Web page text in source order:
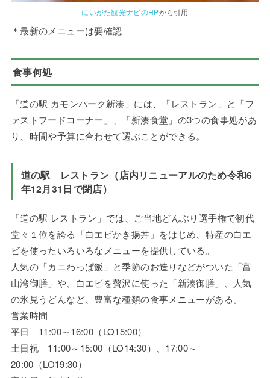
にいがた観光ナビのHPから引用
＊最新のメニューは要確認
食事何処
「道の駅 カモンパーク新湊」には、「レストラン」と「フ
ァストフードコーナー」、「新湊食堂」の3つの食事処があ
り、時間や予算に合わせて選ぶことができる。
道の駅 レストラン（店内リニューアルのため令和6
年12月31日で閉店）
「道の駅 レストラン」では、ご当地どんぶり選手権で初代
堂々１位を誇る「白エビかき揚丼」をはじめ、特産の白エ
ビを使ったいろいろなメニューを提供している。
人気の「カニわっぱ飯」と季節のお造りなどがついた「富
山湾御膳」や、白エビを贅沢に使った「新湊御膳」、人気
の氷見うどんなど、豊富な種類の食事メニューがある。
営業時間
平日 11:00～16:00（LO15:00）
土日祝 11:00～15:00（LO14:30）、17:00～
20:00（LO19:30）